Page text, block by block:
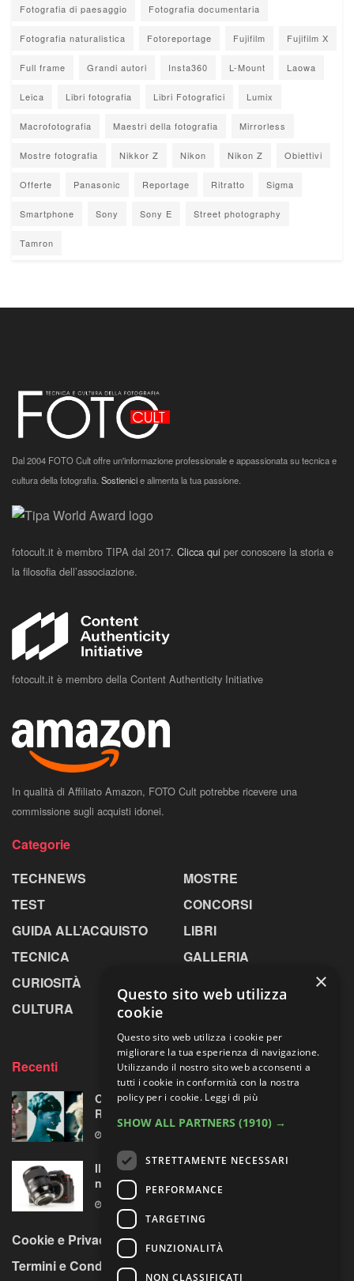
Fotografia di paesaggio Fotografia documentaria
Fotografia naturalistica Fotoreportage Fujifilm Fujifilm X
Full frame Grandi autori Insta360 L-Mount Laowa
Leica Libri fotografia Libri Fotografici Lumix
Macrofotografia Maestri della fotografia Mirrorless
Mostre fotografia Nikkor Z Nikon Nikon Z Obiettivi
Offerte Panasonic Reportage Ritratto Sigma
Smartphone Sony Sony E Street photography
Tamron
Dal 2004 FOTO Cult offre un'informazione professionale e appassionata su tecnica e
cultura della fotografia. Sostienicie alimenta la tua passione.
fotocult.it è membro TIPA dal 2017. Clicca qui per conoscere la storia e
la filosofia dell’associazione.
fotocult.it è membro della Content Authenticity Initiative
In qualità di Affiliato Amazon, FOTO Cult potrebbe ricevere una
commissione sugli acquisti idonei.
Categorie
TECHNEWS
TEST
GUIDA ALL’ACQUISTO
TECNICA
CURIOSITÀ
CULTURA
MOSTRE
CONCORSI
LIBRI
GALLERIA
Recenti
Omaggio al laboratorio alchemico di Paolo
Roversi
Il test del Sigma Art 35mm F1.4 DG II: una
nuova pietra miliare
Cookie e Privacy Policy
Termini e Condizioni
×
Questo sito web utilizza
cookie
Questo sito web utilizza i cookie per
migliorare la tua esperienza di navigazione.
Utilizzando il nostro sito web acconsenti a
tutti i cookie in conformità con la nostra
policy per i cookie. Leggi di più
SHOW ALL PARTNERS (1910) →
STRETTAMENTE NECESSARI
PERFORMANCE
TARGETING
FUNZIONALITÀ
NON CLASSIFICATI